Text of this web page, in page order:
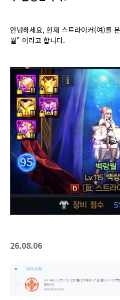
안녕하세요, 현재 스트라이커(여)를
월" 이라고 합니다.
26.08.06